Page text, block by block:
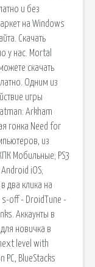
и без
на Windows
Скачать
у нас. Mortal
скачать
Одним из
игры
Arkham
гонка Need for
из
Мобильные; PS3
iOS;
два клика на
off - DroidTune -
Аккаунты в
новичка в
level with
BlueStacks